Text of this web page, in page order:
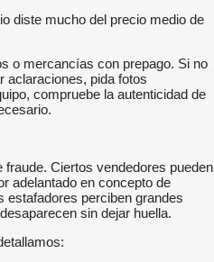
diste mucho del precio medio de
o mercancías con prepago. Si no
aclaraciones, pida fotos
compruebe la autenticidad de
Ciertos vendedores pueden
adelantado en concepto de
estafadores perciben grandes
sin dejar huella.